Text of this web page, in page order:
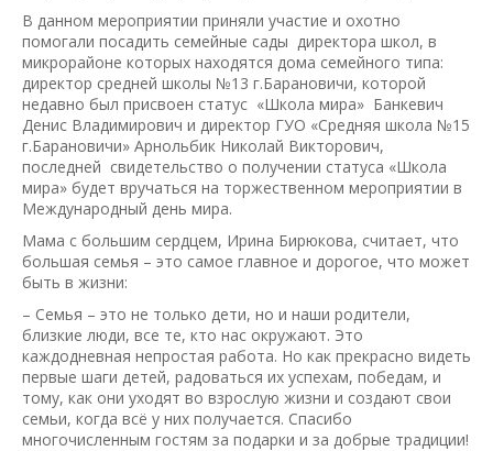
В данном мероприятии приняли участие и охотно
помогали посадить семейные сады директора школ, в
микрорайоне которых находятся дома семейного типа:
директор средней школы №13 г.Барановичи, которой
недавно был присвоен статус «Школа мира» Банкевич
Денис Владимирович и директор ГУО «Средняя школа №15
г.Барановичи» Арнольбик Николай Викторович,
последней свидетельство о получении статуса «Школа
мира» будет вручаться на торжественном мероприятии в
Международный день мира.
Мама с большим сердцем, Ирина Бирюкова, считает, что
большая семья – это самое главное и дорогое, что может
быть в жизни:
– Семья – это не только дети, но и наши родители,
близкие люди, все те, кто нас окружают. Это
каждодневная непростая работа. Но как прекрасно видеть
первые шаги детей, радоваться их успехам, победам, и
тому, как они уходят во взрослую жизни и создают свои
семьи, когда всё у них получается. Спасибо
многочисленным гостям за подарки и за добрые традиции!